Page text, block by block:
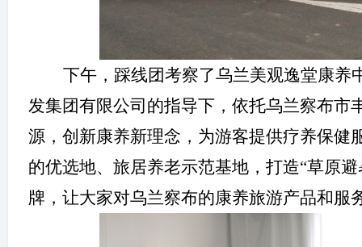
下午，踩线团考察了乌兰美观逸堂康养
发集团有限公司的指导下，依托乌兰察布市
源，创新康养新理念，为游客提供疗养保健
的优选地、旅居养老示范基地，打造“草原
牌，让大家对乌兰察布的康养旅游产品和服